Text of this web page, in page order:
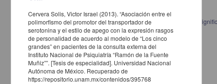
Psicoanálisis y formación profesional en la FES Iztacala: análisis del
Pantoja Palmeros, María Teresa, 1959-
2013
Ciencias Sociales y Económicas,Medicina y Ciencias de la Salud
Maestría en Psicología (PsicologíaClínica)
Cervera Solis, Victor Israel (2013). “Asociación entre el
polimorfismo del promotor del transportador de
serotonina y el estilo de apego con la expresión rasgos
de personalidad de acuerdo al modelo de “Los cinco
grandes” en pacientes de la consulta externa del
Instituto Nacional de Psiquiatría “Ramón de la Fuente
Muñiz””. [Tesis de especialidad]. Universidad Nacional
Autónoma de México. Recuperado de
https://repositorio.unam.mx/contenidos/395768